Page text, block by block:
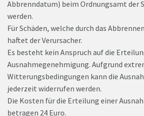
Abbrenndatum) beim Ordnungsamt der
werden.
Für Schäden, welche durch das
haftet der Verursacher.
Es besteht kein Anspruch auf die
Ausnahmegenehmigung. Aufgrund
Witterungsbedingungen kann die
jederzeit widerrufen werden.
Die Kosten für die Erteilung einer
betragen 24 Euro.